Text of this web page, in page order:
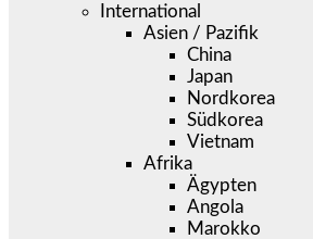
International
Asien / Pazifik
China
Japan
Nordkorea
Südkorea
Vietnam
Afrika
Ägypten
Angola
Marokko